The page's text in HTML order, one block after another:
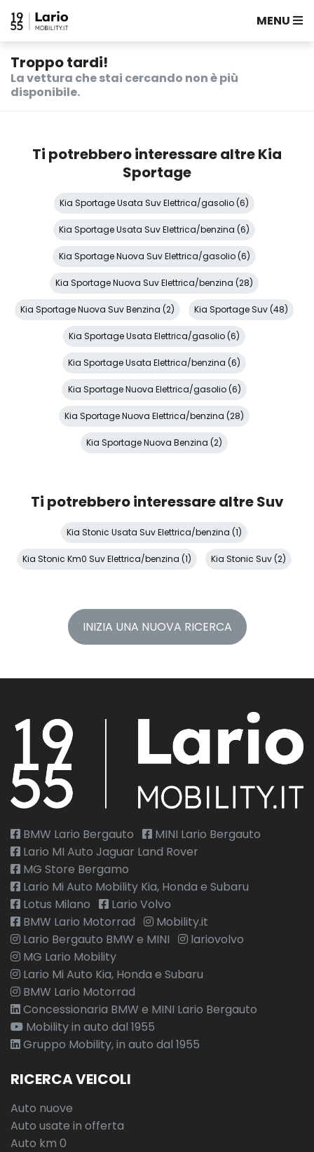
MENU
Troppo tardi!
La vettura che stai cercando non è più
disponibile.
Ti potrebbero interessare altre Kia
Sportage
Kia Sportage Usata Suv Elettrica/gasolio (6)
Kia Sportage Usata Suv Elettrica/benzina (6)
Kia Sportage Nuova Suv Elettrica/gasolio (6)
Kia Sportage Nuova Suv Elettrica/benzina (28)
Kia Sportage Nuova Suv Benzina (2) Kia Sportage Suv (48)
Kia Sportage Usata Elettrica/gasolio (6)
Kia Sportage Usata Elettrica/benzina (6)
Kia Sportage Nuova Elettrica/gasolio (6)
Kia Sportage Nuova Elettrica/benzina (28)
Kia Sportage Nuova Benzina (2)
Ti potrebbero interessare altre Suv
Kia Stonic Usata Suv Elettrica/benzina (1)
Kia Stonic Km0 Suv Elettrica/benzina (1) Kia Stonic Suv (2)
INIZIA UNA NUOVA RICERCA
BMW Lario Bergauto
MINI Lario Bergauto
Lario MI Auto Jaguar Land Rover
MG Store Bergamo
Lario Mi Auto Mobility Kia, Honda e Subaru
Lotus Milano
Lario Volvo
BMW Lario Motorrad
Mobility.it
Lario Bergauto BMW e MINI
lariovolvo
MG Lario Mobility
Lario Mi Auto Kia, Honda e Subaru
BMW Lario Motorrad
Concessionaria BMW e MINI Lario Bergauto
Mobility in auto dal 1955
Gruppo Mobility, in auto dal 1955
RICERCA VEICOLI
Auto nuove
Auto usate in offerta
Auto km 0